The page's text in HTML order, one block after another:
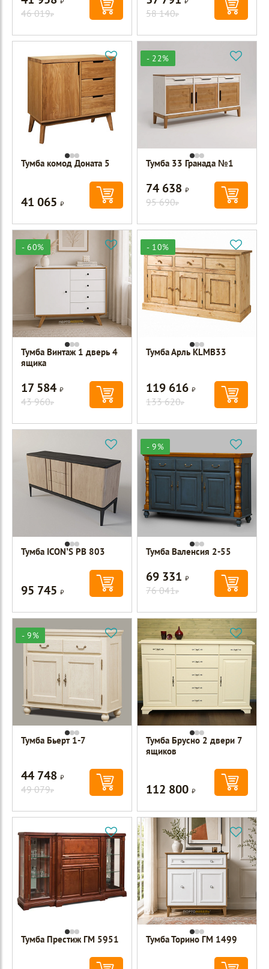
46 019Р 58 140Р
Тумба комод Доната 5
41 065Р
- 22%
Тумба 33 Гранада №1
74 638Р
95 690Р
- 60%
Тумба Винтаж 1 дверь 4
ящика
17 584Р
43 960Р
- 10%
Тумба Арль KLMB33
119 616Р
133 620Р
Тумба ICON’S РВ 803
95 745Р
- 9%
Тумба Валенсия 2-55
69 331Р
76 041Р
- 9%
Тумба Бьерт 1-7
44 748Р
49 079Р
Тумба Брусно 2 двери 7
ящиков
112 800Р
Тумба Престиж ГМ 5951 Тумба Торино ГМ 1499